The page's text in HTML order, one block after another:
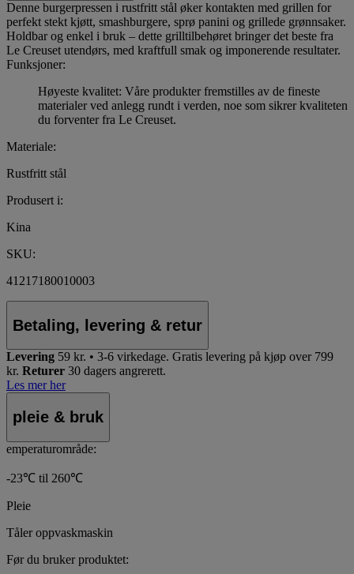
Denne burgerpressen i rustfritt stål øker kontakten med grillen for
perfekt stekt kjøtt, smashburgere, sprø panini og grillede grønnsaker.
Holdbar og enkel i bruk – dette grilltilbehøret bringer det beste fra
Le Creuset utendørs, med kraftfull smak og imponerende resultater.
Funksjoner:
Høyeste kvalitet: Våre produkter fremstilles av de fineste
materialer ved anlegg rundt i verden, noe som sikrer kvaliteten
du forventer fra Le Creuset.
Materiale:
Rustfritt stål
Produsert i:
Kina
SKU:
41217180010003
Betaling, levering & retur
Levering 59 kr. • 3-6 virkedage. Gratis levering på kjøp over 799
kr. Returer 30 dagers angrerett.
Les mer her
pleie & bruk
emperaturområde:
-23℃ til 260℃
Pleie
Tåler oppvaskmaskin
Før du bruker produktet: